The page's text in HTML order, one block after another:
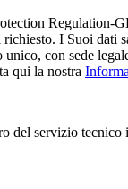
I S​uoi
con sede
qui la nostra
del servizio tecnico